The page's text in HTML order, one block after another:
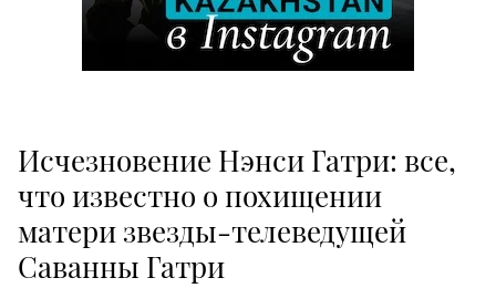
Исчезновение Нэнси Гатри: все,
что известно о похищении
матери звезды-телеведущей
Саванны Гатри